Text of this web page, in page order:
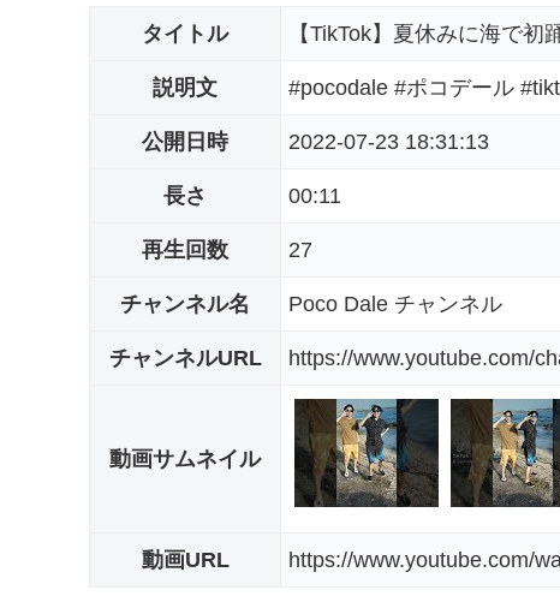
タイトル 【TikTok】夏休みに海で
説明文 #pocodale #ポコデール
公開日時 2022-07-23 18:31:13
長さ 00:11
再生回数 27
チャンネル名 Poco Dale チャンネル
チャンネルURL https://www.youtube.com/
動画サムネイル
動画URL https://www.youtube.com/